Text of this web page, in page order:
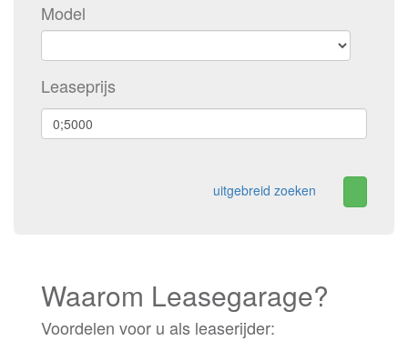
Model
Leaseprijs
uitgebreid zoeken
Waarom Leasegarage?
Voordelen voor u als leaserijder: